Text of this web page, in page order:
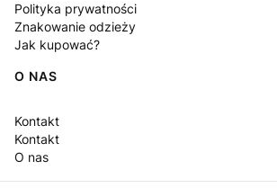
Polityka prywatności
Znakowanie odzieży
Jak kupować?
O NAS
Kontakt
Kontakt
O nas